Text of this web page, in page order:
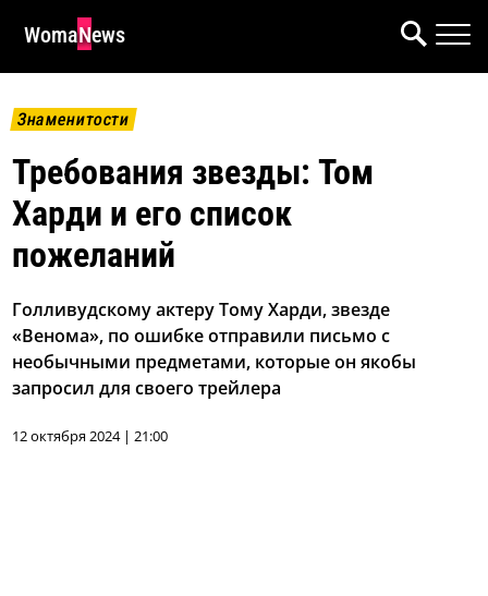
WomaNews
Знаменитости
Требования звезды: Том
Харди и его список
пожеланий
Голливудскому актеру Тому Харди, звезде
«Венома», по ошибке отправили письмо с
необычными предметами, которые он якобы
запросил для своего трейлера
12 октября 2024 | 21:00